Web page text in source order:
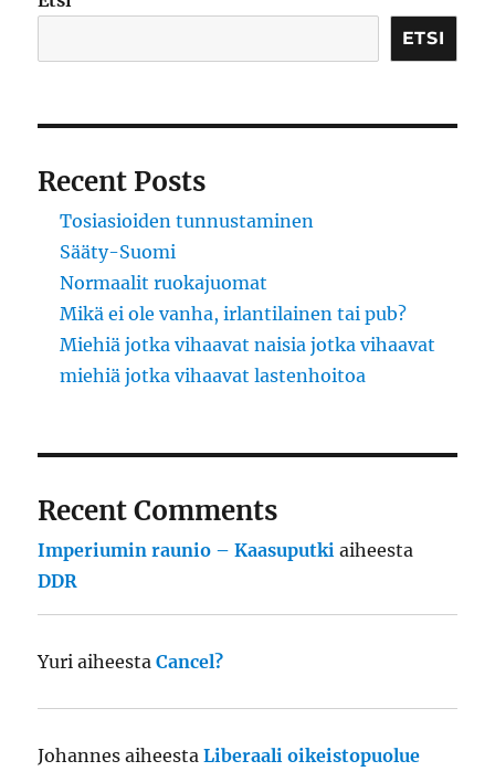
ETSI
Recent Posts
Tosiasioiden tunnustaminen
Sääty-Suomi
Normaalit ruokajuomat
Mikä ei ole vanha, irlantilainen tai pub?
Miehiä jotka vihaavat naisia jotka vihaavat
miehiä jotka vihaavat lastenhoitoa
Recent Comments
Imperiumin raunio – Kaasuputki aiheesta
DDR
Yuri aiheestaCancel?
Johannes aiheestaLiberaali oikeistopuolue